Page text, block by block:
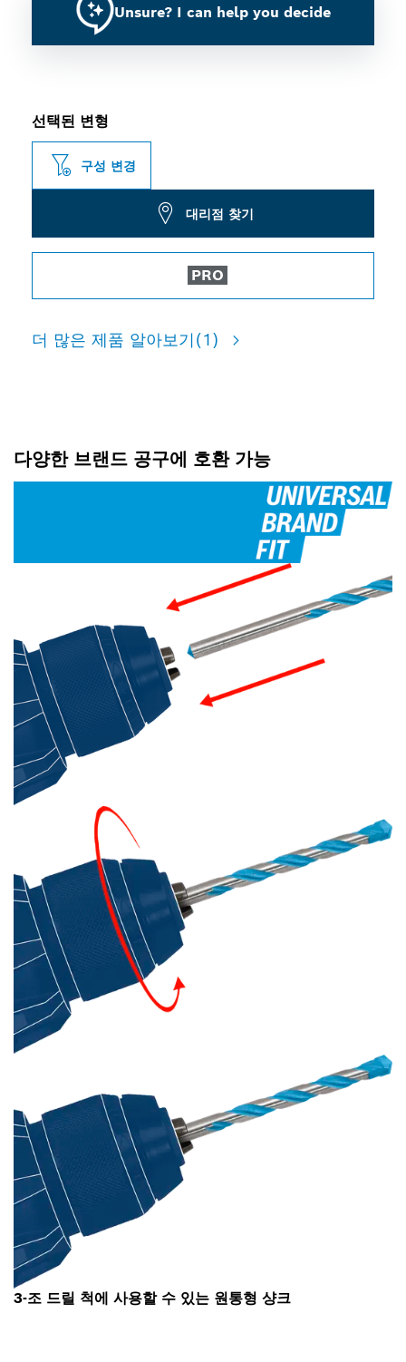
Unsure? I can help you decide
선택된 변형
구성 변경
대리점 찾기
PRO
더 많은 제품 알아보기(1)
다양한 브랜드 공구에 호환 가능
3-조 드릴 척에 사용할 수 있는 원통형 샹크